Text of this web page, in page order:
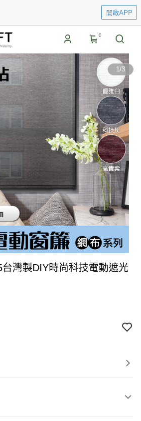
開啟APP
0
1/3
台灣製DIY時尚科技電動遮光